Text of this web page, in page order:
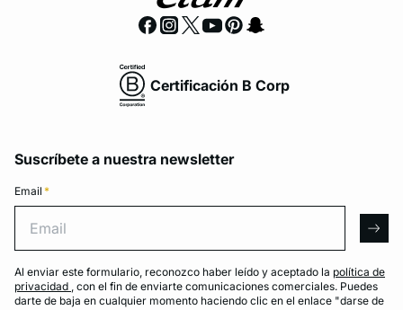
Certificación B Corp
Suscríbete a nuestra newsletter
Email *
Al enviar este formulario, reconozco haber leído y aceptado la política de
privacidad , con el fin de enviarte comunicaciones comerciales. Puedes
darte de baja en cualquier momento haciendo clic en el enlace "darse de